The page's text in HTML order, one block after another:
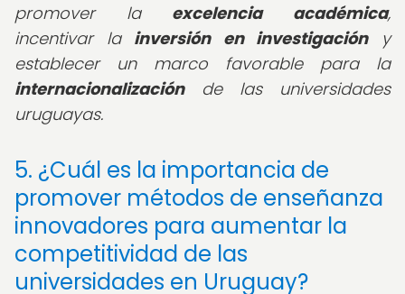
promover la excelencia académica,
incentivar la inversión en investigacióny
establecer un marco favorable para la
internacionalizaciónde las universidades
uruguayas.
5. ¿Cuál es la importancia de
promover métodos de enseñanza
innovadores para aumentar la
competitividad de las
universidades en Uruguay?